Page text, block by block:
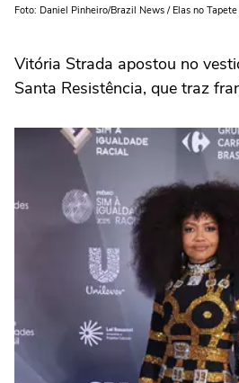
Foto: Daniel Pinheiro/Brazil News / Elas no
Vitória Strada apostou no
Santa Resistência, que traz